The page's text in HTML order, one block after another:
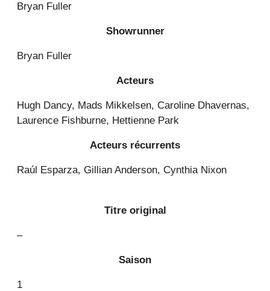
Bryan Fuller
Showrunner
Bryan Fuller
Acteurs
Hugh Dancy, Mads Mikkelsen, Caroline Dhavernas,
Laurence Fishburne, Hettienne Park
Acteurs récurrents
Raúl Esparza, Gillian Anderson, Cynthia Nixon
Titre original
–
Saison
1